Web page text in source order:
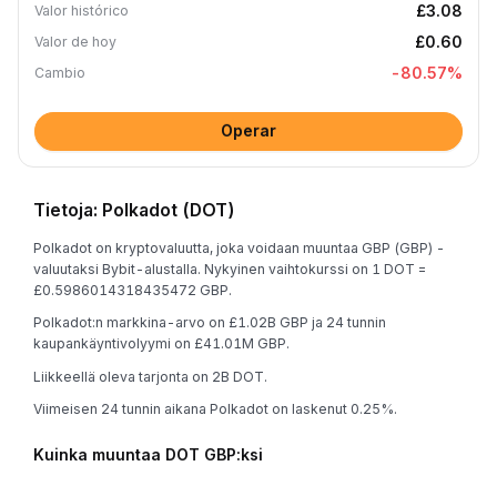
Valor histórico £3.08
Valor de hoy £0.60
Cambio -80.57%
Operar
Tietoja: Polkadot (DOT)
Polkadot on kryptovaluutta, joka voidaan muuntaa GBP (GBP) -
valuutaksi Bybit-alustalla. Nykyinen vaihtokurssi on 1 DOT =
£0.5986014318435472 GBP.
Polkadot:n markkina-arvo on £1.02B GBP ja 24 tunnin
kaupankäyntivolyymi on £41.01M GBP.
Liikkeellä oleva tarjonta on 2B DOT.
Viimeisen 24 tunnin aikana Polkadot on laskenut 0.25%.
Kuinka muuntaa DOT GBP:ksi